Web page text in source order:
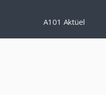
A101 Aktüel